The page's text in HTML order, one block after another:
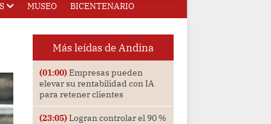
MUSEO BICENTENARIO
Más leídas de Andina
(01:00)Empresas pueden
elevar su rentabilidad con IA
para retener clientes
(23:05)Logran controlar el 90 %